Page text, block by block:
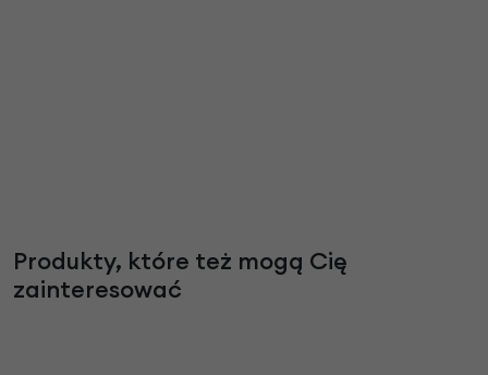
Produkty, które też mogą Cię
zainteresować